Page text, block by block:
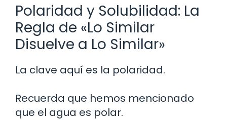
Polaridad y Solubilidad: La
Regla de «Lo Similar
Disuelve a Lo Similar»
La clave aquí es la polaridad.
Recuerda que hemos mencionado
que el agua es polar.